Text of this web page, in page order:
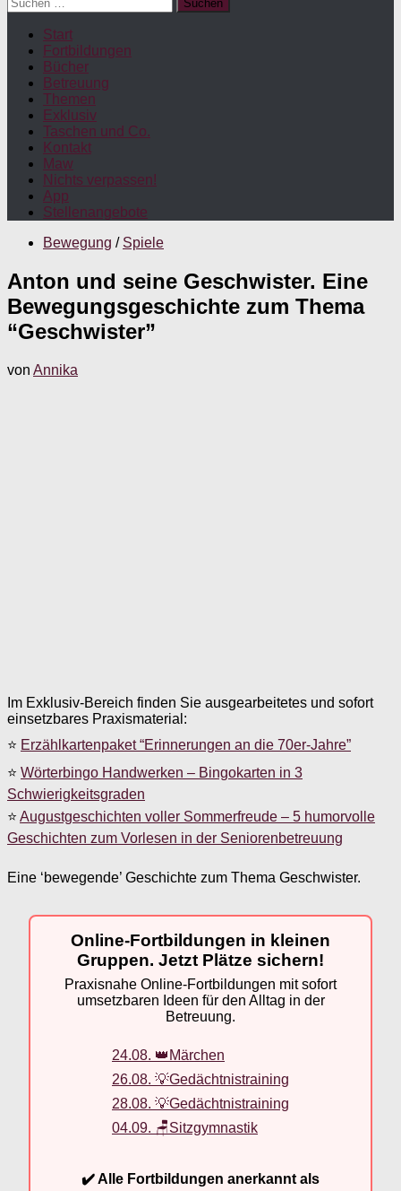
nach:
Start
Fortbildungen
Bücher
Betreuung
Themen
Exklusiv
Taschen und Co.
Kontakt
Maw
Nichts verpassen!
App
Stellenangebote
Bewegung / Spiele
Anton und seine Geschwister. Eine
Bewegungsgeschichte zum Thema
“Geschwister”
von Annika
Im Exklusiv-Bereich finden Sie ausgearbeitetes und sofort
einsetzbares Praxismaterial:
⭐ Erzählkartenpaket “Erinnerungen an die 70er-Jahre”
⭐ Wörterbingo Handwerken – Bingokarten in 3
Schwierigkeitsgraden
⭐ Augustgeschichten voller Sommerfreude – 5 humorvolle
Geschichten zum Vorlesen in der Seniorenbetreuung
Eine ‘bewegende’ Geschichte zum Thema Geschwister.
Online-Fortbildungen in kleinen
Gruppen. Jetzt Plätze sichern!
Praxisnahe Online-Fortbildungen mit sofort
umsetzbaren Ideen für den Alltag in der
Betreuung.
24.08. 👑Märchen
26.08. 💡Gedächtnistraining
28.08. 💡Gedächtnistraining
04.09. 🪑Sitzgymnastik
✔️ Alle Fortbildungen anerkannt als